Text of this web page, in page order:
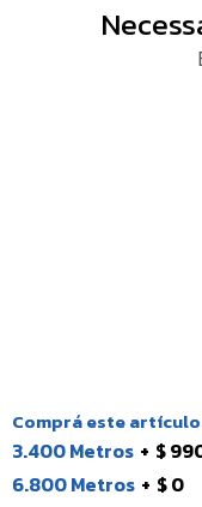
Comprá este
3.400 Metros $
6.800 Metros $ 0